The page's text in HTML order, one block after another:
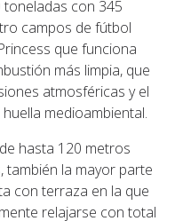
toneladas con 345
campos de fútbol
que funciona
más limpia, que
atmosféricas y el
medioambiental.
hasta 120 metros
la mayor parte
con terraza en la que
relajarse con total